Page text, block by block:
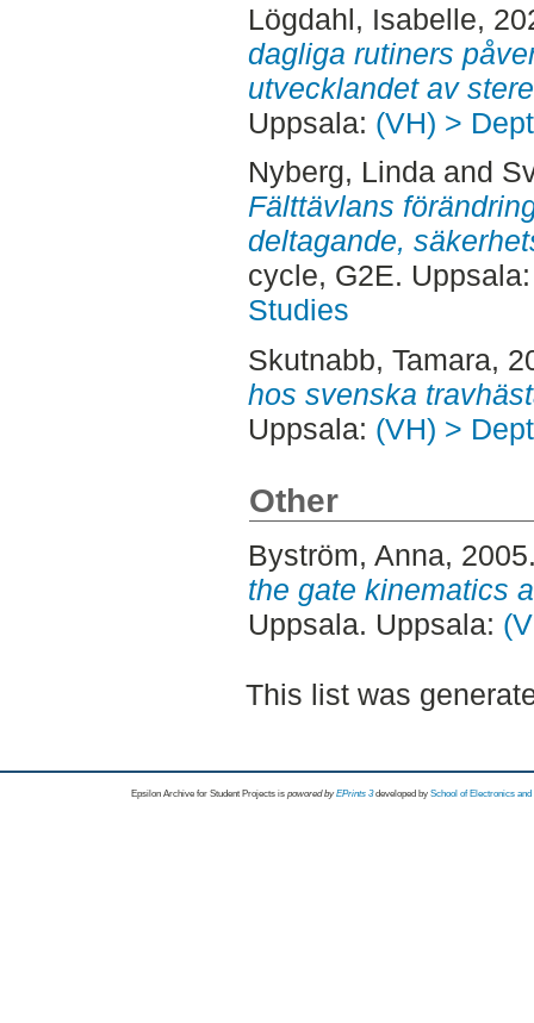
Lögdahl, Isabelle,
dagliga rutiners
utvecklandet av
Uppsala: (VH) >
Nyberg, Lindaand
Fälttävlans
deltagande,
cycle, G2E.
Studies
Skutnabb, Tamara,
hos svenska
Uppsala: (VH) >
Other
Byström, Anna,
the gate kinematics
Uppsala. Uppsala:
This list was
Epsilon Archive for Student Projects is powored byEPrints 3 developed by School of Electronics